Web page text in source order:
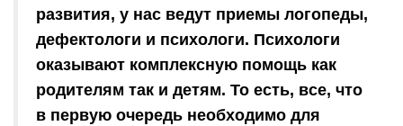
развития, у нас ведут приемы логопеды,
дефектологи и психологи. Психологи
оказывают комплексную помощь как
родителям так и детям. То есть, все, что
в первую очередь необходимо для